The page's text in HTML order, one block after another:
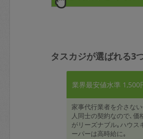
タスカジが選ばれる3
業界最安値水準 1,500
家事代行業者を介さな
人同士の契約なので､価
がリーズナブル｡ハウス
ーパーは高時給に｡